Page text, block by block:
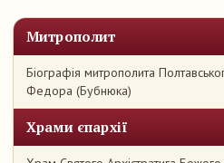
Митрополит
Біографія митрополита
Федора (Бубнюка)
Храми єпархії